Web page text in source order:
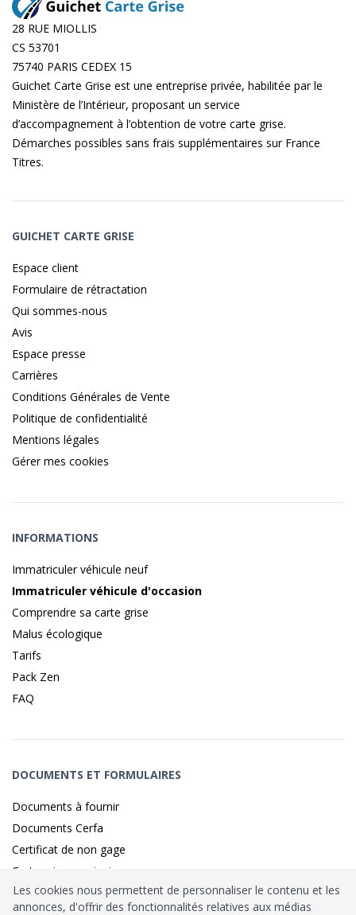
28 RUE MIOLLIS
CS 53701
75740 PARIS CEDEX 15
Guichet Carte Grise est une entreprise privée, habilitée par le
Ministère de l’Intérieur, proposant un service
d’accompagnement à l’obtention de votre carte grise.
Démarches possibles sans frais supplémentaires sur France
Titres.
GUICHET CARTE GRISE
Espace client
Formulaire de rétractation
Qui sommes-nous
Avis
Espace presse
Carrières
Conditions Générales de Vente
Politique de confidentialité
Mentions légales
Gérer mes cookies
INFORMATIONS
Immatriculer véhicule neuf
Immatriculer véhicule d'occasion
Comprendre sa carte grise
Malus écologique
Tarifs
Pack Zen
FAQ
DOCUMENTS ET FORMULAIRES
Documents à fournir
Documents Cerfa
Certificat de non gage
Carte grise provisoire
Les cookies nous permettent de personnaliser le contenu et les
annonces, d'offrir des fonctionnalités relatives aux médias